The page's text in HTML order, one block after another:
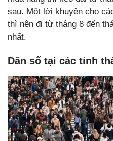
sau. Một lời khuyên cho
thì nên đi từ tháng 8 đến
nhất.
Dân số tại các tỉnh